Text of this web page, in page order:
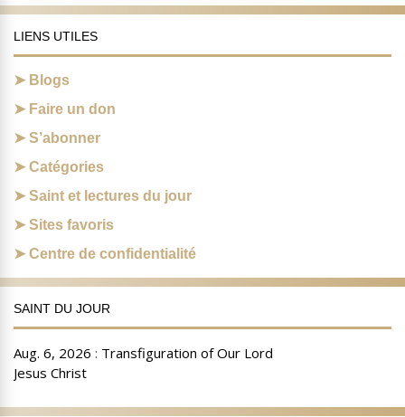
LIENS UTILES
Blogs
Faire un don
S’abonner
Catégories
Saint et lectures du jour
Sites favoris
Centre de confidentialité
SAINT DU JOUR